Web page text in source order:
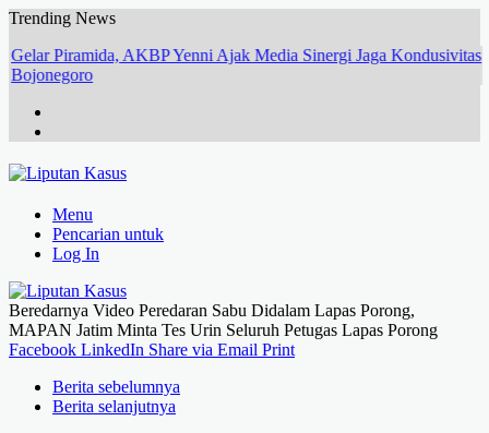
Trending News
Gelar Piramida, AKBP Yenni Ajak Media Sinergi Jaga Kondusivitas
Bojonegoro
Menu
Pencarian untuk
Log In
Beredarnya Video Peredaran Sabu Didalam Lapas Porong,
MAPAN Jatim Minta Tes Urin Seluruh Petugas Lapas Porong
Facebook LinkedIn Share via Email Print
Berita sebelumnya
Berita selanjutnya